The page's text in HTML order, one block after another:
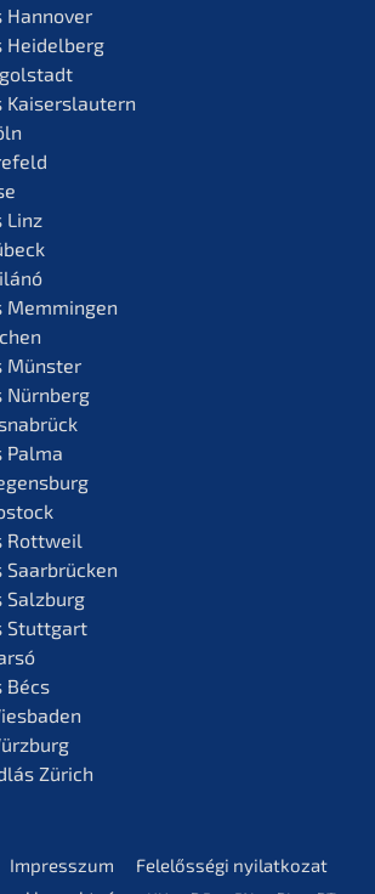
Linz
Münster
Rottweil
Stuttgart
Zürich
Impress­z­um Felelős­sé­gi nyilatkozat